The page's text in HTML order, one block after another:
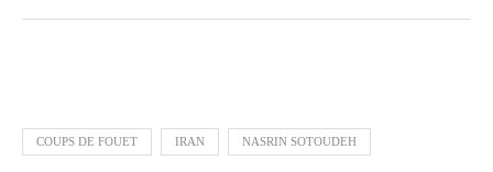
COUPS DE FOUET IRAN NASRIN SOTOUDEH